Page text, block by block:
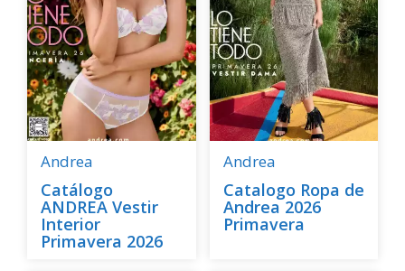
Andrea
Catálogo
ANDREA Vestir
Interior
Primavera 2026
Andrea
Catalogo Ropa de
Andrea 2026
Primavera